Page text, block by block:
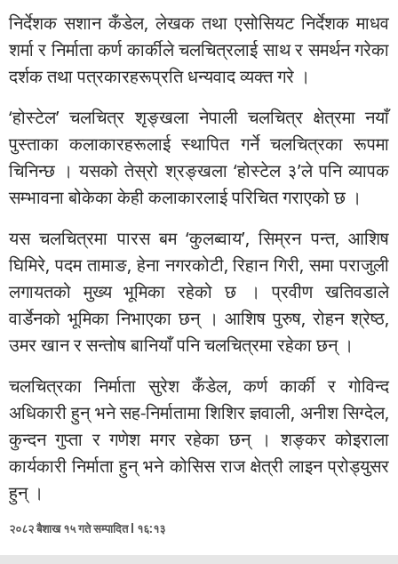
निर्देशक सशान कँडेल, लेखक तथा एसोसियट निर्देशक माधव
शर्मा र निर्माता कर्ण कार्कीले चलचित्रलाई साथ र समर्थन गरेका
दर्शक तथा पत्रकारहरूप्रति धन्यवाद व्यक्त गरे ।
‘होस्टेल’ चलचित्र शृङ्खला नेपाली चलचित्र क्षेत्रमा नयाँ
पुस्ताका कलाकारहरूलाई स्थापित गर्ने चलचित्रका रूपमा
चिनिन्छ । यसको तेस्रो श्रङ्खला ‘होस्टेल ३’ले पनि व्यापक
सम्भावना बोकेका केही कलाकारलाई परिचित गराएको छ ।
यस चलचित्रमा पारस बम ‘कुलब्वाय’, सिम्रन पन्त, आशिष
घिमिरे, पदम तामाङ, हेना नगरकोटी, रिहान गिरी, समा पराजुली
लगायतको मुख्य भूमिका रहेको छ । प्रवीण खतिवडाले
वार्डेनको भूमिका निभाएका छन् । आशिष पुरुष, रोहन श्रेष्ठ,
उमर खान र सन्तोष बानियाँ पनि चलचित्रमा रहेका छन् ।
चलचित्रका निर्माता सुरेश कँडेल, कर्ण कार्की र गोविन्द
अधिकारी हुन् भने सह-निर्मातामा शिशिर ज्ञवाली, अनीश सिग्देल,
कुन्दन गुप्ता र गणेश मगर रहेका छन् । शङ्कर कोइराला
कार्यकारी निर्माता हुन् भने कोसिस राज क्षेत्री लाइन प्रोड्युसर
हुन् ।
२०८२ बैशाख १५ गते सम्पादित l १६:१३